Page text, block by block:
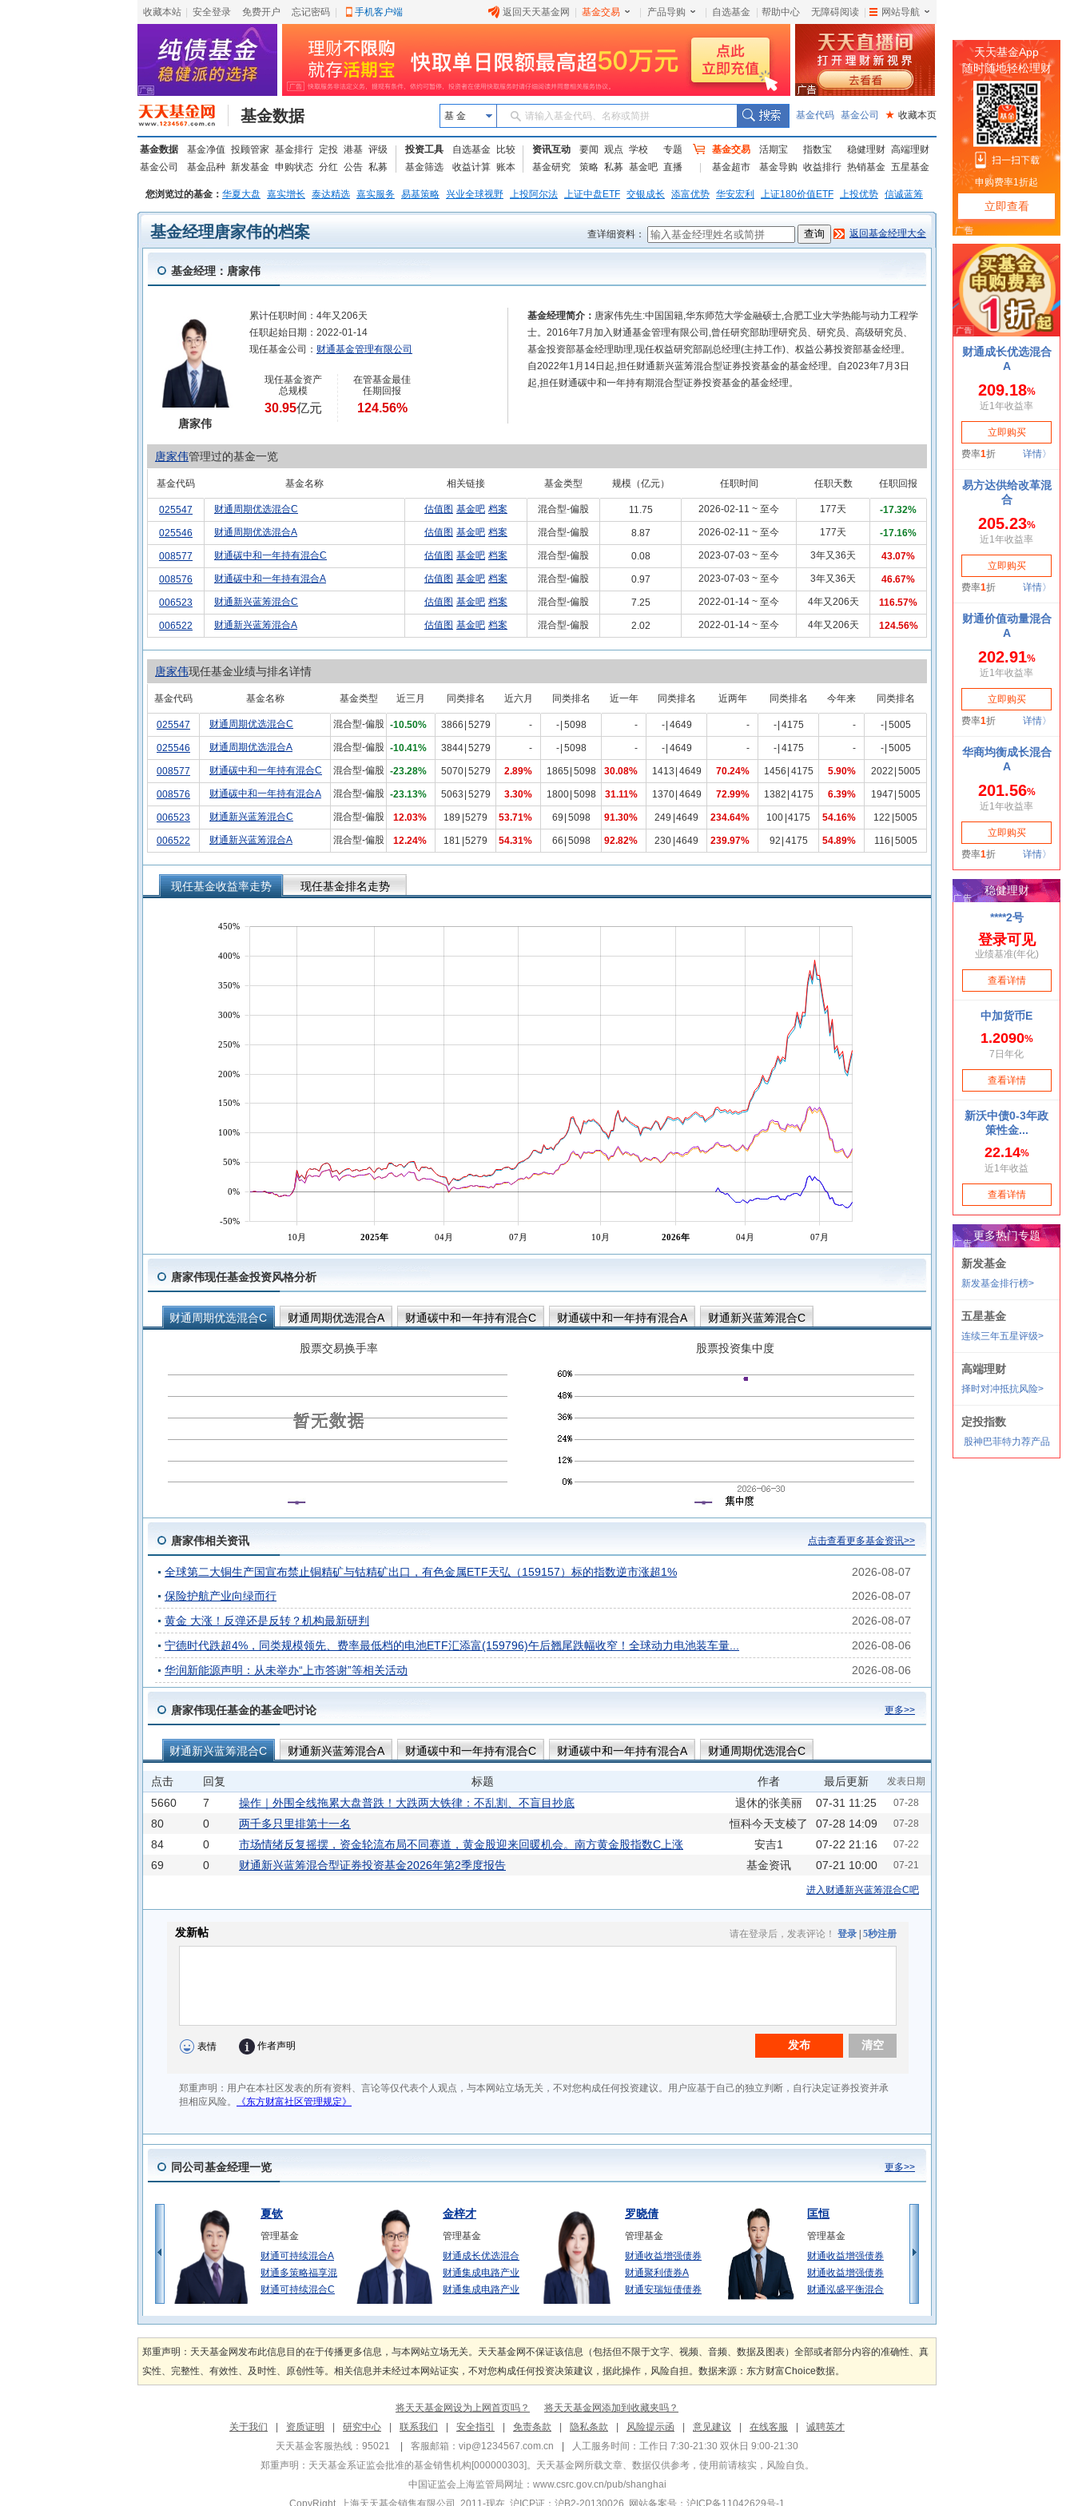
收藏本站 安全登录 免费开户 忘记密码 手机客户端 返回天天基金网 基金交易 产品导购 自选基金 帮助中心 无障碍阅读 网站导航
基金数据 基 金 请输入基金代码、名称或简拼 基金代码 基金公司 ★ 收藏本页
基金数据 基金净值 投顾管家 基金排行 定投 港基 评级
基金公司
基金品种 新发基金 申购状态 分红 公告 私募
投资工具 自选基金
比较
基金筛选
收益计算 账本
资讯互动 要闻 观点 学校
专题
基金研究
策略 私募 基金吧 直播
基金交易 活期宝 指数宝 稳健理财 高端理财
基金超市
基金导购 收益排行 热销基金 五星基金
您浏览过的基金： 华夏大盘 嘉实增长 泰达精选 嘉实服务 易基策略 兴业全球视野 上投阿尔法 上证中盘ETF 交银成长 添富优势 华安宏利 上证180价值ETF 上投优势 信诚蓝筹
基金经理唐家伟的档案 查详细资料： 返回基金经理大全
基金经理：唐家伟
基金经理简介： 唐家伟先生:中国国籍,华东师范大学金融硕士,合肥工业大学热能与动力工程学
士。2016年7月加入财通基金管理有限公司,曾任研究部助理研究员、研究员、高级研究员、
基金投资部基金经理助理,现任权益研究部副总经理(主持工作)、权益公募投资部基金经理。
自2022年1月14日起,担任财通新兴蓝筹混合型证券投资基金的基金经理。自2023年7月3日
起,担任财通碳中和一年持有期混合型证券投资基金的基金经理。
唐家伟
累计任职时间： 4年又206天
任职起始日期： 2022-01-14
现任基金公司： 财通基金管理有限公司
现任基金资产
总规模
30.95亿元
在管基金最佳
任期回报
124.56%
唐家伟管理过的基金一览
基金代码 基金名称 相关链接 基金类型 规模（亿元） 任职时间 任职天数 任职回报
025547 财通周期优选混合C 估值图 基金吧 档案 混合型-偏股 11.75 2026-02-11 ~ 至今 177天 -17.32%
025546 财通周期优选混合A 估值图 基金吧 档案 混合型-偏股 8.87 2026-02-11 ~ 至今 177天 -17.16%
008577 财通碳中和一年持有混合C 估值图 基金吧 档案 混合型-偏股 0.08 2023-07-03 ~ 至今 3年又36天 43.07%
008576 财通碳中和一年持有混合A 估值图 基金吧 档案 混合型-偏股 0.97 2023-07-03 ~ 至今 3年又36天 46.67%
006523 财通新兴蓝筹混合C 估值图 基金吧 档案 混合型-偏股 7.25 2022-01-14 ~ 至今 4年又206天 116.57%
006522 财通新兴蓝筹混合A 估值图 基金吧 档案 混合型-偏股 2.02 2022-01-14 ~ 至今 4年又206天 124.56%
唐家伟现任基金业绩与排名详情
基金代码 基金名称 基金类型 近三月 同类排名 近六月 同类排名 近一年 同类排名 近两年 同类排名 今年来 同类排名
025547 财通周期优选混合C 混合型-偏股 -10.50% 3866 5279 - - 5098 - - 4649 - - 4175 - - 5005
025546 财通周期优选混合A 混合型-偏股 -10.41% 3844 5279 - - 5098 - - 4649 - - 4175 - - 5005
008577 财通碳中和一年持有混合C 混合型-偏股 -23.28% 5070 5279 2.89% 1865 5098 30.08% 1413 4649 70.24% 1456 4175 5.90% 2022 5005
008576 财通碳中和一年持有混合A 混合型-偏股 -23.13% 5063 5279 3.30% 1800 5098 31.11% 1370 4649 72.99% 1382 4175 6.39% 1947 5005
006523 财通新兴蓝筹混合C 混合型-偏股 12.03% 189 5279 53.71% 69 5098 91.30% 249 4649 234.64% 100 4175 54.16% 122 5005
006522 财通新兴蓝筹混合A 混合型-偏股 12.24% 181 5279 54.31% 66 5098 92.82% 230 4649 239.97% 92 4175 54.89% 116 5005
现任基金收益率走势 现任基金排名走势
10月 2025年 04月 07月 10月 2026年 04月 07月
-50%
0%
50%
100%
150%
200%
250%
300%
350%
400%
450%
唐家伟现任基金投资风格分析
财通周期优选混合C 财通周期优选混合A 财通碳中和一年持有混合C 财通碳中和一年持有混合A
财通新兴蓝筹混合C
股票交易换手率 股票投资集中度
唐家伟相关资讯 点击查看更多基金资讯>>
全球第二大铜生产国宣布禁止铜精矿与钴精矿出口，有色金属ETF天弘（159157）标的指数逆市涨超1%
2026-08-07
保险护航产业向绿而行
2026-08-07
黄金 大涨！反弹还是反转？机构最新研判
2026-08-07
宁德时代跌超4%，同类规模领先、费率最低档的电池ETF汇添富(159796)午后翘尾跌幅收窄！全球动力电池装车量...
2026-08-06
华润新能源声明：从未举办“上市答谢”等相关活动
2026-08-06
唐家伟现任基金的基金吧讨论 更多>>
财通新兴蓝筹混合C 财通新兴蓝筹混合A 财通碳中和一年持有混合C 财通碳中和一年持有混合A
财通周期优选混合C
财通周期优选混合A
点击 回复 标题 作者 最后更新 发表日期
5660 7 操作｜外围全线拖累大盘普跌！大跌两大铁律：不乱割、不盲目抄底 退休的张美丽 07-31 11:25 07-28
80 0 两千多只里排第十一名
恒科今天支棱了
吗
07-28 14:09 07-28
84 0 市场情绪反复摇摆，资金轮流布局不同赛道，黄金股迎来回暖机会。南方黄金股指数C上涨 安吉1 07-22 21:16 07-22
69 0 财通新兴蓝筹混合型证券投资基金2026年第2季度报告 基金资讯 07-21 10:00 07-21
进入财通新兴蓝筹混合C吧
同公司基金经理一览 更多>>
夏钦
管理基金
财通可持续混合A
财通多策略福享混
财通可持续混合C
金梓才
管理基金
财通成长优选混合
财通集成电路产业
财通集成电路产业
罗晓倩
管理基金
财通收益增强债券
财通聚利债券A
财通安瑞短债债券
匡恒
管理基金
财通收益增强债券
财通收益增强债券
财通泓盛平衡混合
朱海东
管理基金
财通沪深300指
财通中证500指
张婉玉
管理基金
财通财通宝货币A
财通财通宝货币B
沈犁
管理基金
财通新视野灵活配
财通新视野灵活配
张胤
管理基金
财通优势行业轮动
财通优势行业轮动
管理基金
财通中证ESG1
管理基金
财通医药健康混合
财通医药健康混合
管理基金
财通新兴蓝筹混合
郑重声明：天天基金网发布此信息目的在于传播更多信息，与本网站立场无关。天天基金网不保证该信息（包括但不限于文字、视频、音频、数据及图表）全部或者部分内容的准确性、真
实性、完整性、有效性、及时性、原创性等。相关信息并未经过本网站证实，不对您构成任何投资决策建议，据此操作，风险自担。数据来源：东方财富Choice数据。
将天天基金网设为上网首页吗？
将天天基金网添加到收藏夹吗？
关于我们
资质证明 研究中心 联系我们 安全指引 免责条款 隐私条款 风险提示函 意见建议 在线客服
诚聘英才
天天基金客服热线：95021
客服邮箱： vip@1234567.com.cn
人工服务时间：工作日 7:30-21:30 双休日 9:00-21:30
郑重声明： 天天基金系证监会批准的基金销售机构[000000303]。天天基金网所载文章、数据仅供参考，使用前请核实，风险自负。
中国证监会上海监管局网址： www.csrc.gov.cn/pub/shanghai
CopyRight 上海天天基金销售有限公司 2011-现在 沪ICP证：沪B2-20130026
网站备案号：沪ICP备11042629号-1